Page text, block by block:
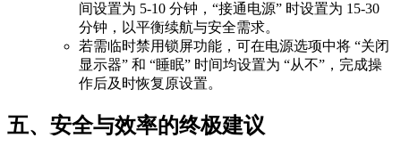
间设置为 5-10 分钟，“接通电源” 时设置为 15-30
分钟，以平衡续航与安全需求。
若需临时禁用锁屏功能，可在电源选项中将 “关闭
显示器” 和 “睡眠” 时间均设置为 “从不”，完成操
作后及时恢复原设置。
五、安全与效率的终极建议